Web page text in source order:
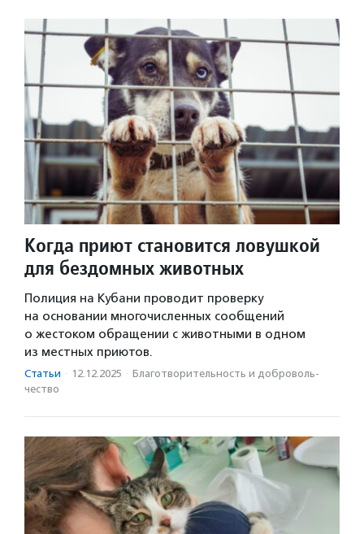
Когда приют становится ловушкой
для бездомных животных
Полиция на Кубани проводит проверку
на основании многочисленных сообщений
о жестоком обращении с животными в одном
из местных приютов.
Статьи · 12.12.2025 · Благотвори­тель­ность и доброволь­
чест­во